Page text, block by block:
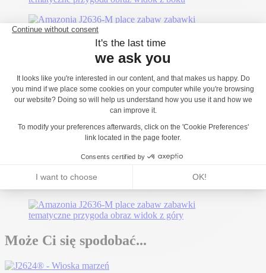
Może Ci się spodobać...